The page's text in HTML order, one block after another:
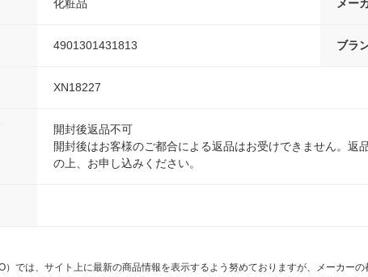
化粧品 メー
4901301431813 ブラ
XN18227
開封後返品不可
開封後はお客様のご都合による返品はお受けできません。
の上、お申し込みください。
）では、サイト上に最新の商品情報を表示するよう努めておりますが、メーカー